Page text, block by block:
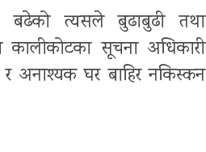
त्यसले बुढाबुढी तथा
कालीकोटका सूचना अधिकारी
अनाश्यक घर बाहिर नकिस्कन